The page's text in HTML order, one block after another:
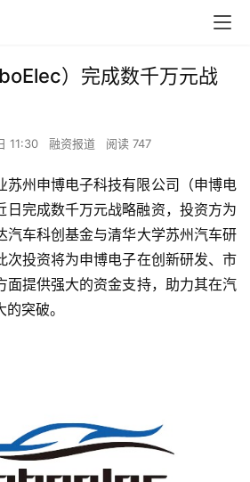
）完成数千万元战
11:30 融资报道 阅读 747
苏州申博电子科技有限公司（申博电
完成数千万元战略融资，投资方为
汽车科创基金与清华大学苏州汽车研
次投资将为申博电子在创新研发、市
面提供强大的资金支持，助力其在汽
突破。